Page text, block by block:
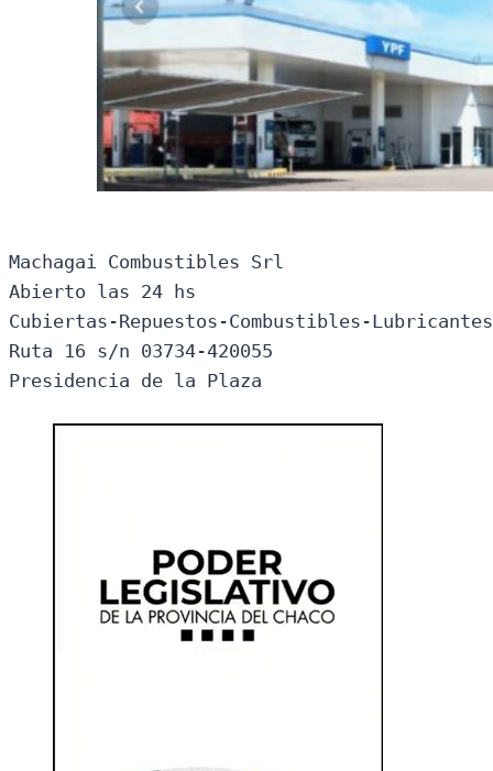
Machagai Combustibles Srl
Abierto las 24 hs
Cubiertas-Repuestos-Combustibles-
Ruta 16 s/n 03734-420055
Presidencia de la Plaza